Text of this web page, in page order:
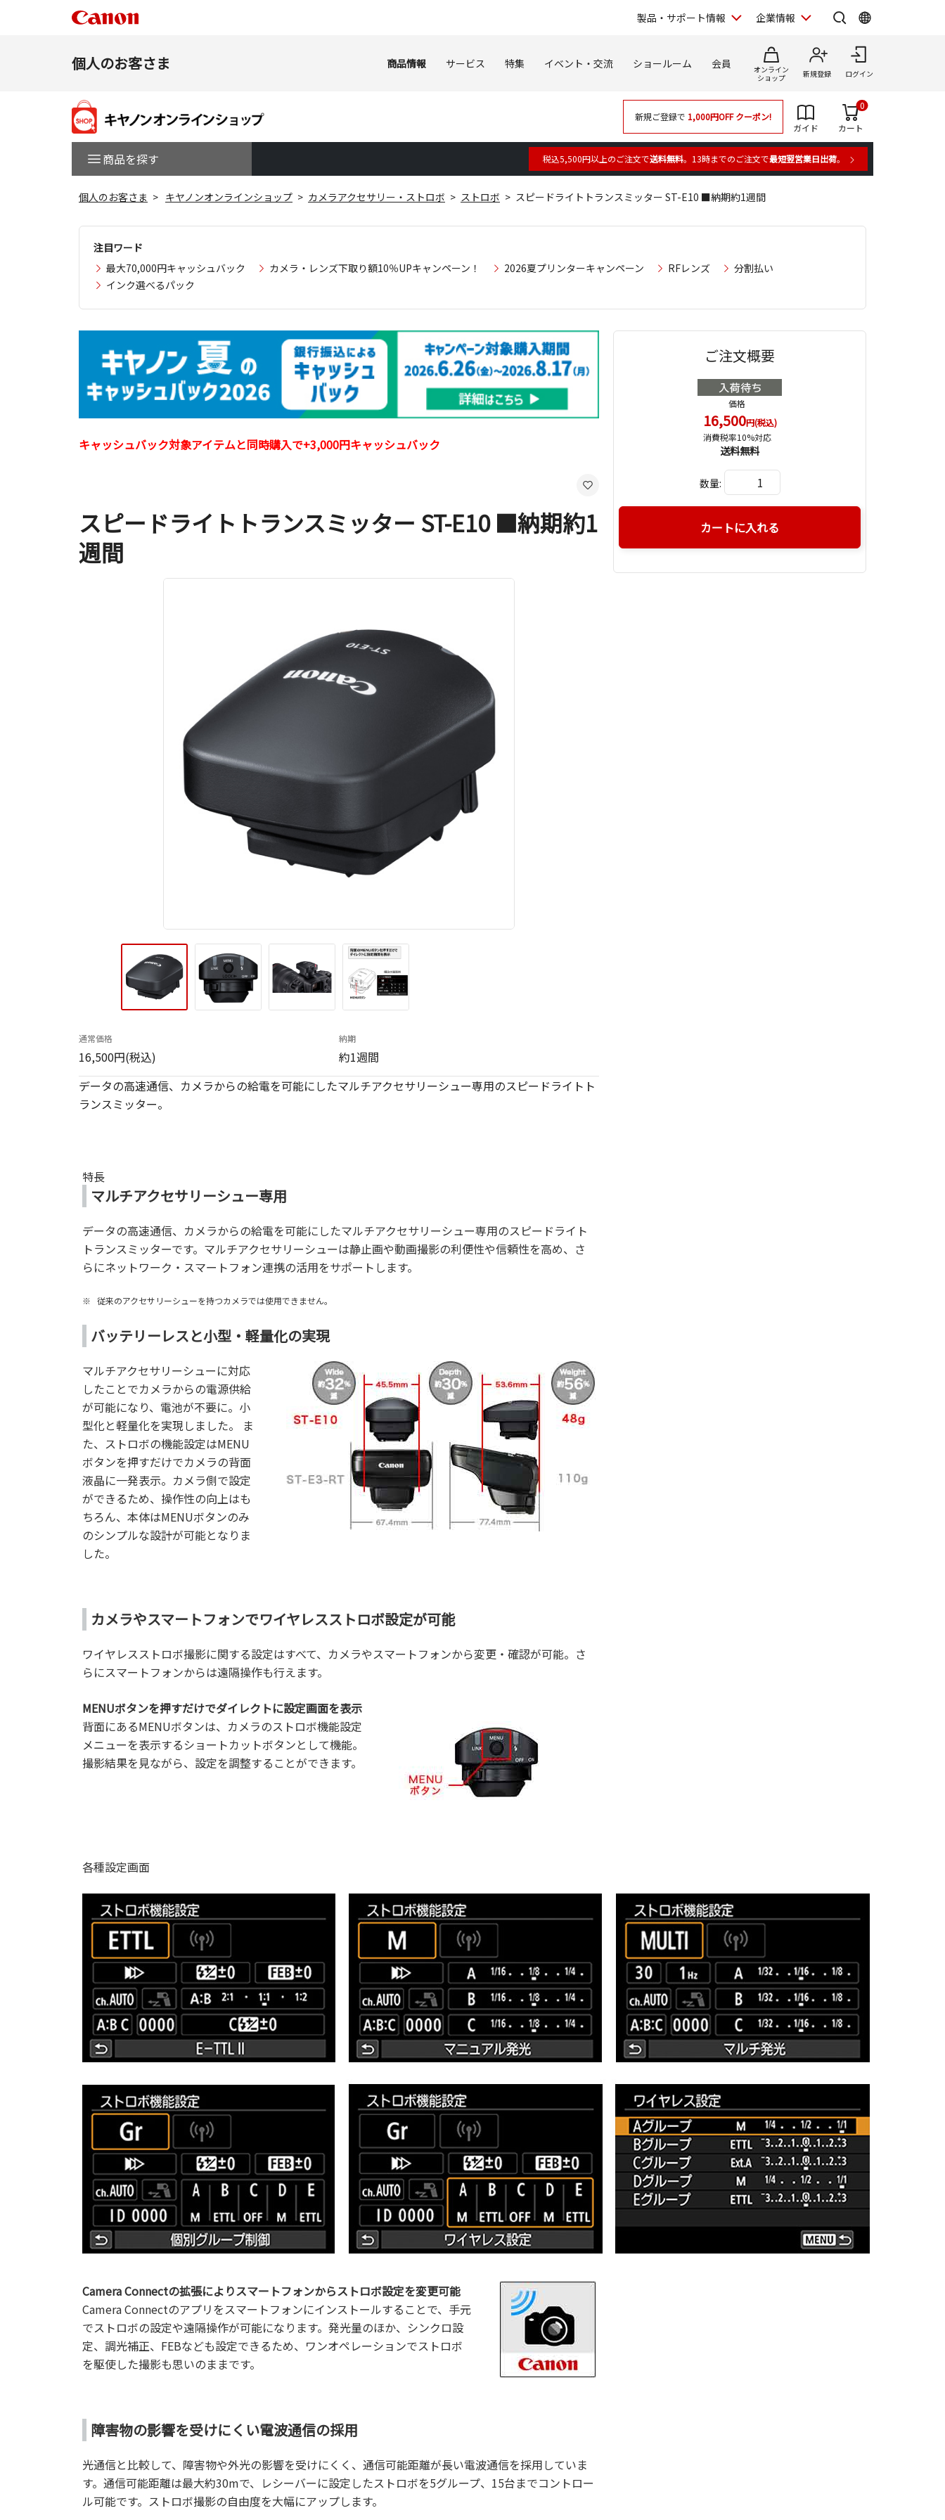
製品・サポート情報 企業情報
個人のお客さま 商品情報 サービス 特集 イベント・交流 ショールーム 会員
オンライン
ショップ
新規登録 ログイン
商品を探す
新規ご登録で 1,000円OFFクーポン!
ガイド
カート
0
税込5,500円以上のご注文で送料無料。13時までのご注文で最短翌営業日出荷。
個人のお客さま キヤノンオンラインショップ カメラアクセサリー・ストロボ ストロボ スピードライトトランスミッター ST-E10 ■納期約1週間
注目ワード
最大70,000円キャッシュバック
カメラ・レンズ下取り額10％UPキャンペーン！ 2026夏プリンターキャンペーン RFレンズ
分割払い
インク選べるパック
キャッシュバック対象アイテムと同時購入で+3,000円キャッシュバック
スピードライトトランスミッター ST-E10 ■納期約1
週間
通常価格
16,500円(税込)
納期
約1週間
データの高速通信、カメラからの給電を可能にしたマルチアクセサリーシュー専用のスピードライトト
ランスミッター。
特長
マルチアクセサリーシュー専用
データの高速通信、カメラからの給電を可能にしたマルチアクセサリーシュー専用のスピードライト
トランスミッターです。マルチアクセサリーシューは静止画や動画撮影の利便性や信頼性を高め、さ
らにネットワーク・スマートフォン連携の活用をサポートします。
※ 従来のアクセサリーシューを持つカメラでは使用できません。
バッテリーレスと小型・軽量化の実現
マルチアクセサリーシューに対応
したことでカメラからの電源供給
が可能になり、電池が不要に。小
型化と軽量化を実現しました。 ま
た、ストロボの機能設定はMENU
ボタンを押すだけでカメラの背面
液晶に一発表示。カメラ側で設定
ができるため、操作性の向上はも
ちろん、本体はMENUボタンのみ
のシンプルな設計が可能となりま
した。
カメラやスマートフォンでワイヤレスストロボ設定が可能
ワイヤレスストロボ撮影に関する設定はすべて、カメラやスマートフォンから変更・確認が可能。さ
らにスマートフォンからは遠隔操作も行えます。
MENUボタンを押すだけでダイレクトに設定画面を表示
背面にあるMENUボタンは、カメラのストロボ機能設定
メニューを表示するショートカットボタンとして機能。
撮影結果を見ながら、設定を調整することができます。
各種設定画面
Camera Connectの拡張によりスマートフォンからストロボ設定を変更可能
Camera Connectのアプリをスマートフォンにインストールすることで、手元
でストロボの設定や遠隔操作が可能になります。発光量のほか、シンクロ設
定、調光補正、FEBなども設定できるため、ワンオペレーションでストロボ
を駆使した撮影も思いのままです。
障害物の影響を受けにくい電波通信の採用
光通信と比較して、障害物や外光の影響を受けにくく、通信可能距離が長い電波通信を採用していま
す。通信可能距離は最大約30mで、レシーバーに設定したストロボを5グループ、15台までコントロー
ル可能です。ストロボ撮影の自由度を大幅にアップします。
ご注文概要
価格
16,500円(税込)
消費税率10%対応
送料無料
数量:
カートに入れる